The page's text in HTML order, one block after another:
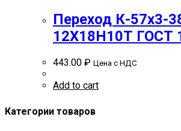
Переход К-57х3-
12Х18Н10Т ГОСТ
443.00 ₽ Цена с НДС
Add to cart
Категории товаров